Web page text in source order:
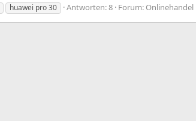
huawei pro 30 Antworten: 8 Forum: